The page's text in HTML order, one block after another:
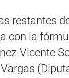
restantes
con la
Vicente